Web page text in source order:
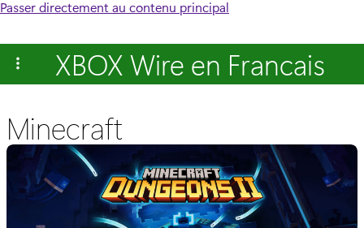
Passer directement au contenu principal
XBOX Wire en Francais
Minecraft